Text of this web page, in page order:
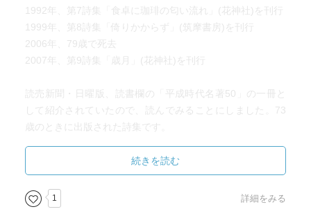
1992年、第7詩集「食卓に珈琲の匂い流れ」(花神社)を刊行
1999年、第8詩集「倚りかからず」(筑摩書房)を刊行
2006年、79歳で死去
2007年、第9詩集「歳月」(花神社)を刊行
読売新聞・日曜版、読書欄の「平成時代名著50」の一冊と
して紹介されていたので、読んでみることにしました。73
歳のときに出版された詩集です。
漂っているという印象です。
「店の名」は、「ある町の／＜おいてけぼり＞という喫茶
店も／気に入っていたのだが／店じしんおいてけぼりをく
わなかったが／どうか」と終わります。
続きを読む
1 詳細をみる